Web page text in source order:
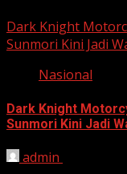
Dark Knight
Sunmori Kini Jadi
Nasional
Dark Knight
Sunmori Kini Jadi
admin